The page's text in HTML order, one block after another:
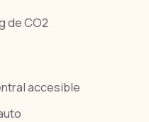
de CO2
accesible